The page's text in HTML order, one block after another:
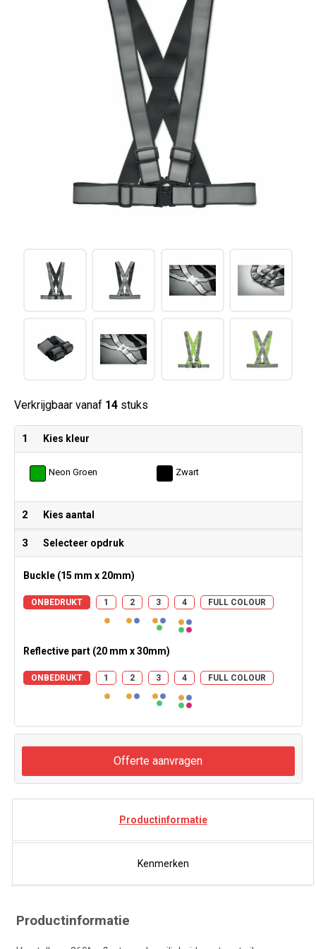
Verkrijgbaar vanaf 14stuks
1 Kies kleur
Neon Groen Zwart
2 Kies aantal
3 Selecteer opdruk
Buckle (15 mm x 20mm)
ONBEDRUKT 1 2 3 4 FULL COLOUR
Reflective part (20 mm x 30mm)
ONBEDRUKT 1 2 3 4 FULL COLOUR
Offerte aanvragen
Productinformatie
Kenmerken
Productinformatie